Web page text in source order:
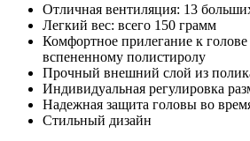
Отличная вентиляция: 13
Легкий вес: всего 150 грамм
Комфортное прилегание к голове
вспененному полистиролу
Прочный внешний слой из
Индивидуальная регулировка
Надежная защита головы во
Стильный дизайн